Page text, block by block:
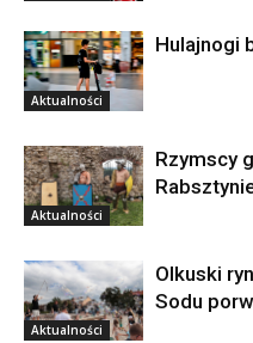
Aktualności
Hulajnogi
Aktualności
Rzymscy
Aktualności
Olkuski
Sodu